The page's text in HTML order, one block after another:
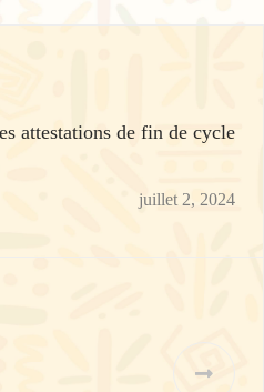
attestations de fin de cycle
juillet 2, 2024